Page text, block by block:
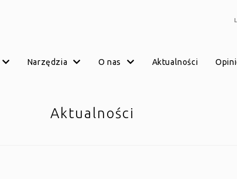
narzędzia o nas aktualności
Aktualności